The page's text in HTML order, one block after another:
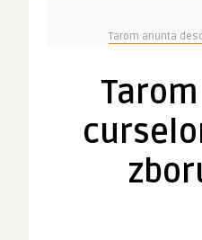
Tarom anunta